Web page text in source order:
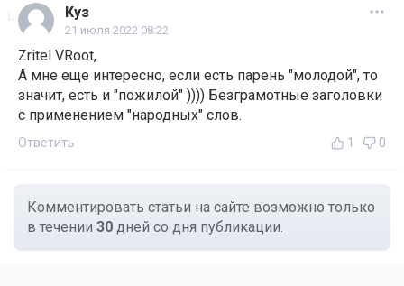
Куз
21 июля 2022 08:22
Zritel VRoot,
А мне еще интересно, если есть парень "молодой", то
значит, есть и "пожилой" )))) Безграмотные заголовки
с применением "народных" слов.
Ответить 1 0
Комментировать статьи на сайте возможно только
в течении 30 дней со дня публикации.